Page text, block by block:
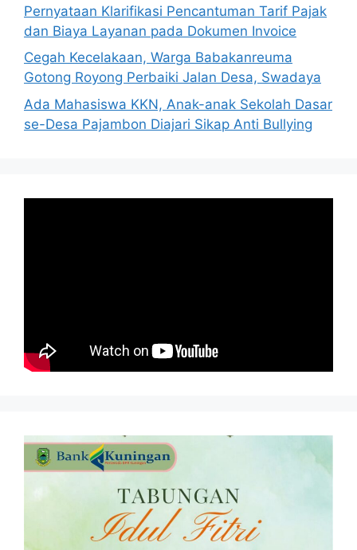
Pernyataan Klarifikasi Pencantuman Tarif Pajak
dan Biaya Layanan pada Dokumen Invoice
Cegah Kecelakaan, Warga Babakanreuma
Gotong Royong Perbaiki Jalan Desa, Swadaya
Ada Mahasiswa KKN, Anak-anak Sekolah Dasar
se-Desa Pajambon Diajari Sikap Anti Bullying